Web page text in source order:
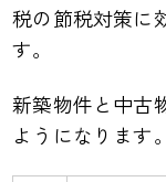
税の節税対策に
す。
新築物件と中古
ようになります。